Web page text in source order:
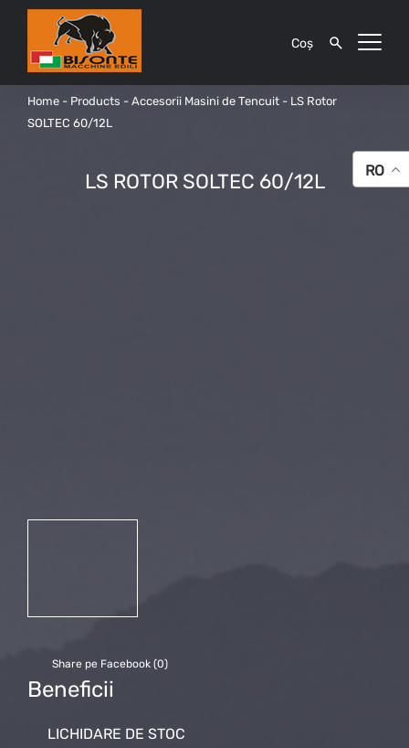
Coș
Home - Products - Accesorii Masini de Tencuit - LS Rotor
SOLTEC 60/12L
LS ROTOR SOLTEC 60/12L
Share pe Facebook (0)
Beneficii
LICHIDARE DE STOC
RO